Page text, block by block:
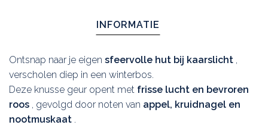
INFORMATIE
Ontsnap naar je eigen sfeervolle hut bij kaarslicht ,
verscholen diep in een winterbos.
Deze knusse geur opent met frisse lucht en bevroren
roos , gevolgd door noten van appel, kruidnagel en
nootmuskaat .